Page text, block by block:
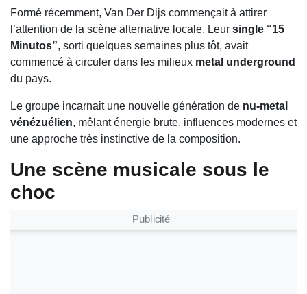
Formé récemment, Van Der Dijs commençait à attirer
l’attention de la scène alternative locale. Leur single “15
Minutos”, sorti quelques semaines plus tôt, avait
commencé à circuler dans les milieux metal underground
du pays.
Le groupe incarnait une nouvelle génération de nu-metal
vénézuélien, mêlant énergie brute, influences modernes et
une approche très instinctive de la composition.
Une scène musicale sous le
choc
Publicité